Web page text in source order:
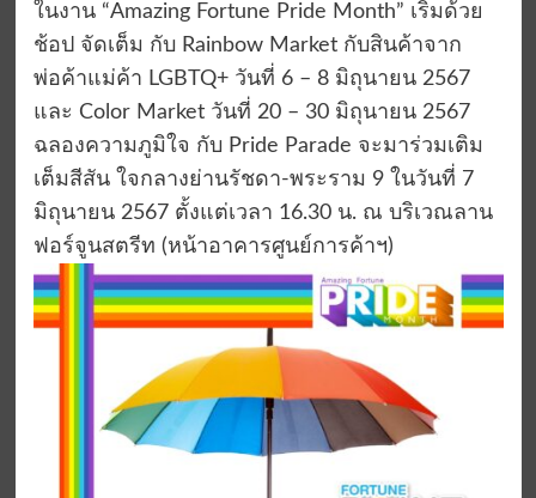
ในงาน “Amazing Fortune Pride Month” เริ่มด้วย
ช้อป จัดเต็ม กับ Rainbow Market กับสินค้าจาก
พ่อค้าแม่ค้า LGBTQ+ วันที่ 6 – 8 มิถุนายน 2567
และ Color Market วันที่ 20 – 30 มิถุนายน 2567
ฉลองความภูมิใจ กับ Pride Parade จะมาร่วมเติม
เต็มสีสัน ใจกลางย่านรัชดา-พระราม 9 ในวันที่ 7
มิถุนายน 2567 ตั้งแต่เวลา 16.30 น. ณ บริเวณลาน
ฟอร์จูนสตรีท (หน้าอาคารศูนย์การค้าฯ)